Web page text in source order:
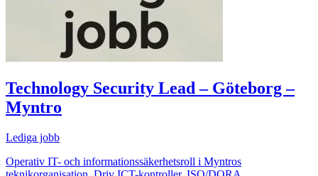
Technology Security Lead – Göteborg –
Myntro
Lediga jobb
Operativ IT- och informationssäkerhetsroll i Myntros